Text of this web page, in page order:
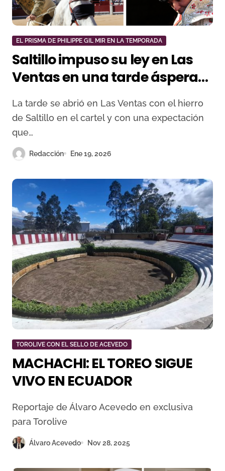
EL PRISMA DE PHILIPPE GIL MIR EN LA TEMPORADA
Saltillo impuso su ley en Las
Ventas en una tarde áspera
de valor y silencios
La tarde se abrió en Las Ventas con el hierro
de Saltillo en el cartel y con una expectación
que…
Redacción Ene 19, 2026
TOROLIVE CON EL SELLO DE ACEVEDO
MACHACHI: EL TOREO SIGUE
VIVO EN ECUADOR
Reportaje de Álvaro Acevedo en exclusiva
para Torolive
Álvaro Acevedo Nov 28, 2025